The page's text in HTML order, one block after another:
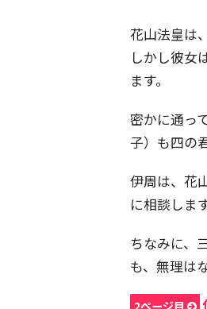
花山法皇は
しかし彼女
ます。
密かに通っ
子）も四の
伊周は、花
に相談します
ちなみに、
も、無理は